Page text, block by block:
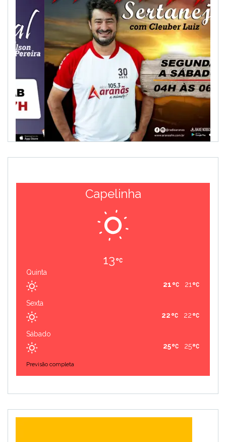
Capelinha
13
Quinta
21
21
Sexta
22
22
Sábado
25
25
Previsão completa